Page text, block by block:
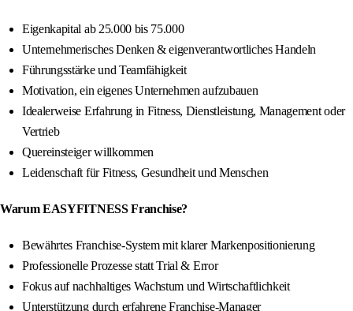
Eigenkapital ab 25.000 bis 75.000
Unternehmerisches Denken & eigenverantwortliches Handeln
Führungsstärke und Teamfähigkeit
Motivation, ein eigenes Unternehmen aufzubauen
Idealerweise Erfahrung in Fitness, Dienstleistung, Management oder
Vertrieb
Quereinsteiger willkommen
Leidenschaft für Fitness, Gesundheit und Menschen
Warum EASYFITNESS Franchise?
Bewährtes Franchise-System mit klarer Markenpositionierung
Professionelle Prozesse statt Trial & Error
Fokus auf nachhaltiges Wachstum und Wirtschaftlichkeit
Unterstützung durch erfahrene Franchise-Manager